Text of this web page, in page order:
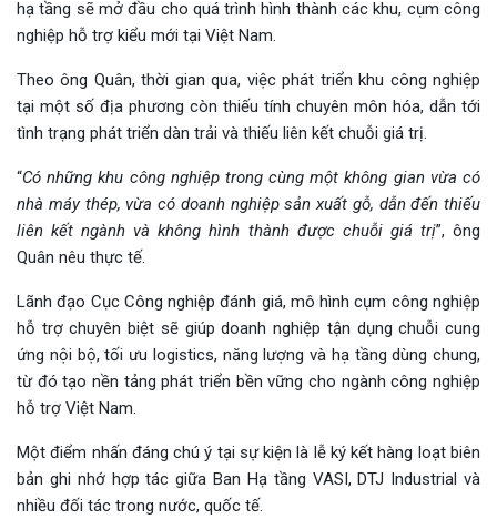
hạ tầng sẽ mở đầu cho quá trình hình thành các khu, cụm công
nghiệp hỗ trợ kiểu mới tại Việt Nam.
Theo ông Quân, thời gian qua, việc phát triển khu công nghiệp
tại một số địa phương còn thiếu tính chuyên môn hóa, dẫn tới
tình trạng phát triển dàn trải và thiếu liên kết chuỗi giá trị.
“Có những khu công nghiệp trong cùng một không gian vừa có
nhà máy thép, vừa có doanh nghiệp sản xuất gỗ, dẫn đến thiếu
liên kết ngành và không hình thành được chuỗi giá trị”, ông
Quân nêu thực tế.
Lãnh đạo Cục Công nghiệp đánh giá, mô hình cụm công nghiệp
hỗ trợ chuyên biệt sẽ giúp doanh nghiệp tận dụng chuỗi cung
ứng nội bộ, tối ưu logistics, năng lượng và hạ tầng dùng chung,
từ đó tạo nền tảng phát triển bền vững cho ngành công nghiệp
hỗ trợ Việt Nam.
Một điểm nhấn đáng chú ý tại sự kiện là lễ ký kết hàng loạt biên
bản ghi nhớ hợp tác giữa Ban Hạ tầng VASI, DTJ Industrial và
nhiều đối tác trong nước, quốc tế.